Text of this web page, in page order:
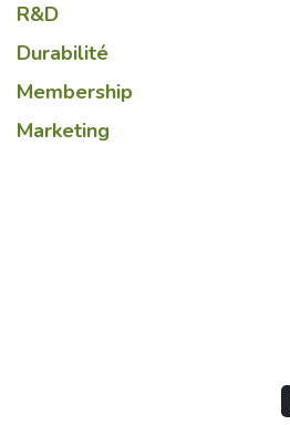
R&D
Durabilité
Membership
Marketing